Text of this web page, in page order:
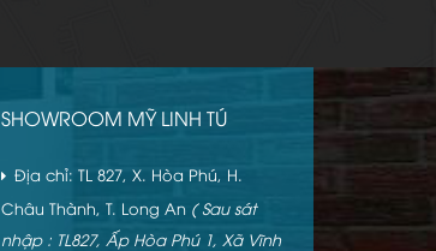
SHOWROOM MỸ LINH TÚ
Địa chỉ: TL 827, X. Hòa Phú, H.
Châu Thành, T. Long An ( Sau sát
nhập : TL827, Ấp Hòa Phú 1, Xã Vĩnh